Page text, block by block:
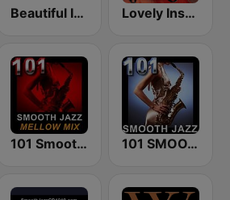
Beautiful Instrumentals Lovely Instrumentals 101.5 FM
101 Smooth Jazz Mellow Mix 101 SMOOTH JAZZ